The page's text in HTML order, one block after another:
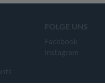
FOLGE UNS
Facebook
Instagram